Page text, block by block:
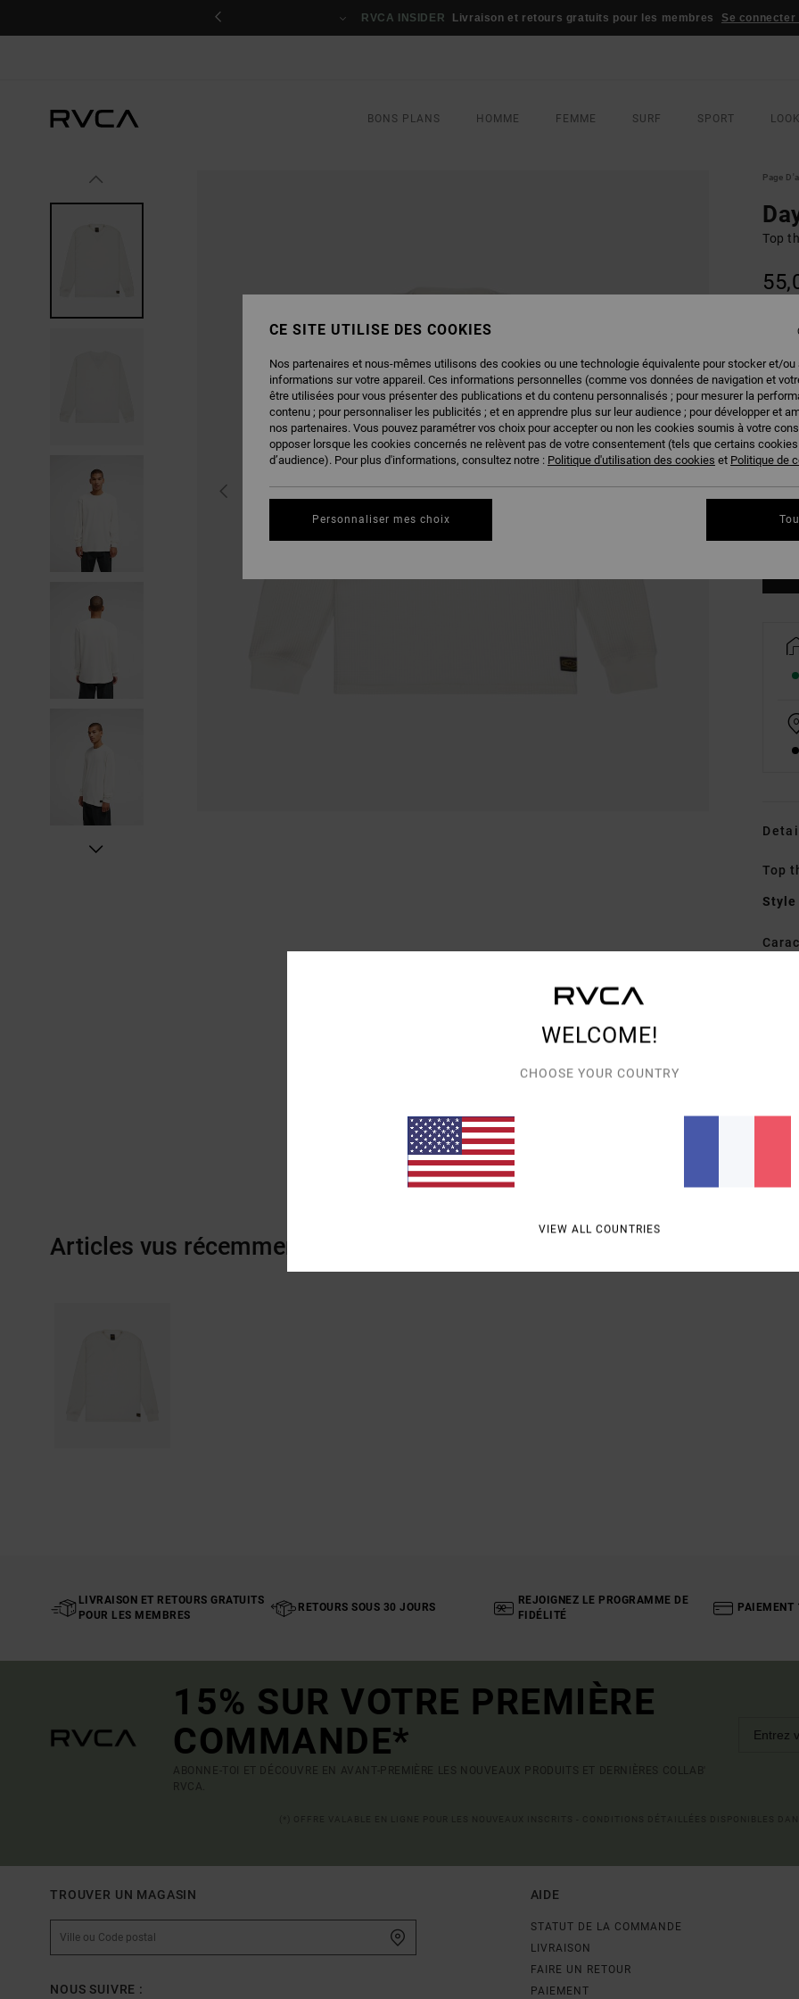
Livraison et retours gratuits pour les membres Se connecter / s'inscrire
BONS PLANS HOMME FEMME SURF SPORT
Page
Top
Top
Style
Articles vus récemment
LIVRAISON ET RETOURS GRATUITS
POUR LES MEMBRES
RETOURS SOUS 30 JOURS
REJOIGNEZ LE PROGRAMME DE
FIDÉLITÉ
PAIEMENT
15% SUR VOTRE PREMIÈRE
COMMANDE*
ABONNE-TOI ET DÉCOUVRE EN AVANT-PREMIÈRE LES NOUVEAUX PRODUITS ET DERNIÈRES COLLAB'
RVCA.
TROUVER UN MAGASIN
NOUS SUIVRE :
AIDE
STATUT DE LA COMMANDE
LIVRAISON
FAIRE UN RETOUR
PAIEMENT
WELCOME!
CHOOSE YOUR COUNTRY
VIEW ALL COUNTRIES
CE SITE UTILISE DES COOKIES
Nos partenaires et nous-mêmes utilisons des cookies ou une technologie équivalente pour stocker et/ou
informations sur votre appareil. Ces informations personnelles (comme vos données de navigation et
être utilisées pour vous présenter des publications et du contenu personnalisés ; pour mesurer la
contenu ; pour personnaliser les publicités ; et en apprendre plus sur leur audience ; pour développer et
nos partenaires. Vous pouvez paramétrer vos choix pour accepter ou non les cookies soumis à votre
opposer lorsque les cookies concernés ne relèvent pas de votre consentement (tels que certains
d’audience). Pour plus d'informations, consultez notre : Politique d'utilisation des cookies et Politique de
Personnaliser mes choix